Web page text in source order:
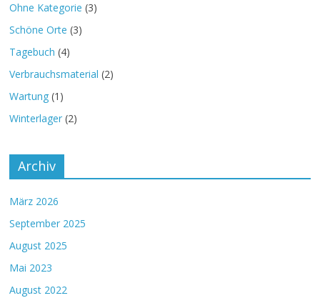
Ohne Kategorie (3)
Schöne Orte (3)
Tagebuch (4)
Verbrauchsmaterial (2)
Wartung (1)
Winterlager (2)
Archiv
März 2026
September 2025
August 2025
Mai 2023
August 2022